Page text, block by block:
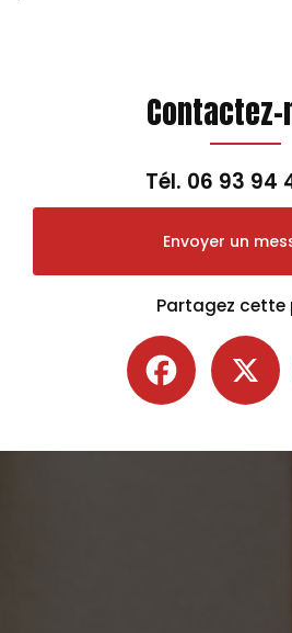
Tél. 06 93 94
Envoyer un
Partagez cette
Facebook